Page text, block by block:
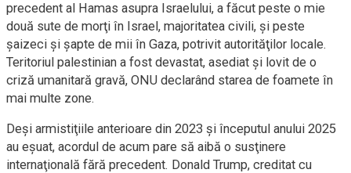
precedent al Hamas asupra Israelului, a făcut peste o mie
două sute de morţi în Israel, majoritatea civili, şi peste
şaizeci şi şapte de mii în Gaza, potrivit autorităţilor locale.
Teritoriul palestinian a fost devastat, asediat şi lovit de o
criză umanitară gravă, ONU declarând starea de foamete în
mai multe zone.
Deşi armistiţiile anterioare din 2023 şi începutul anului 2025
au eşuat, acordul de acum pare să aibă o susţinere
internaţională fără precedent. Donald Trump, creditat cu